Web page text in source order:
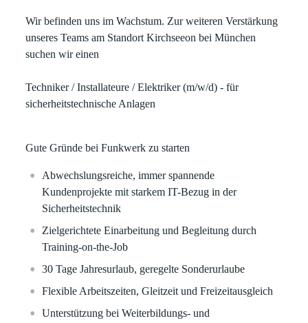
Wir befinden uns im Wachstum. Zur weiteren Verstärkung
unseres Teams am Standort Kirchseeon bei München
suchen wir einen
Techniker / Installateure / Elektriker (m/w/d) - für
sicherheitstechnische Anlagen
Gute Gründe bei Funkwerk zu starten
Abwechslungsreiche, immer spannende
Kundenprojekte mit starkem IT-Bezug in der
Sicherheitstechnik
Zielgerichtete Einarbeitung und Begleitung durch
Training-on-the-Job
30 Tage Jahresurlaub, geregelte Sonderurlaube
Flexible Arbeitszeiten, Gleitzeit und Freizeitausgleich
Unterstützung bei Weiterbildungs- und